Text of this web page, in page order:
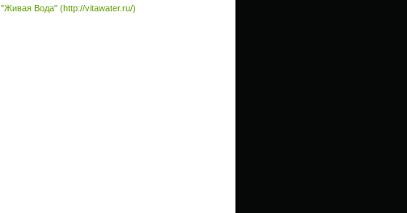
"Живая Вода" (http://vitawater.ru/)